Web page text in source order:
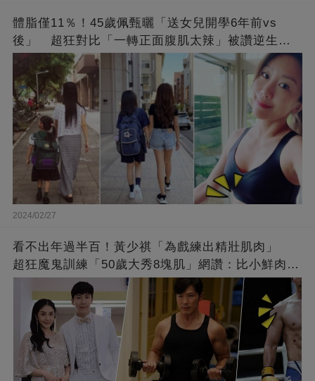
體脂僅11％！45歲佩甄曬「送女兒開學6年前vs
後」 超狂對比「一轉正面腹肌太辣」被讚逆生
長：媽媽變姊姊❤
2024/02/27
看不出年過半百！黃少祺「為戲練出精壯肌肉」
超狂魔鬼訓練「50歲大秀8塊肌」網讚：比小鮮肉猛
❤